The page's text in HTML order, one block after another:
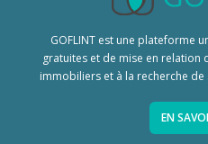
GOFLINT est une plateforme
gratuites et de mise en relation
immobiliers et à la recherche
EN